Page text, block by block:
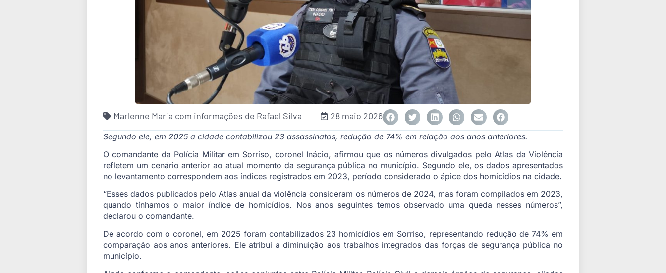
Marlenne Maria com informações de Rafael Silva 28 maio 2026
Segundo ele, em 2025 a cidade contabilizou 23 assassinatos, redução de 74% em relação aos anos anteriores.
O comandante da Polícia Militar em Sorriso, coronel Inácio, afirmou que os números divulgados pelo Atlas da Violência
refletem um cenário anterior ao atual momento da segurança pública no município. Segundo ele, os dados apresentados
no levantamento correspondem aos índices registrados em 2023, período considerado o ápice dos homicídios na cidade.
“Esses dados publicados pelo Atlas anual da violência consideram os números de 2024, mas foram compilados em 2023,
quando tínhamos o maior índice de homicídios. Nos anos seguintes temos observado uma queda nesses números”,
declarou o comandante.
De acordo com o coronel, em 2025 foram contabilizados 23 homicídios em Sorriso, representando redução de 74% em
comparação aos anos anteriores. Ele atribui a diminuição aos trabalhos integrados das forças de segurança pública no
município.